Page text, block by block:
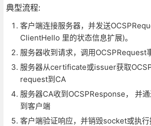
典型流程:
客户端连接服务器，并发送
ClientHello 里的状态信息扩展)。
服务器收到请求，调用OCSPRequest
服务器从certificate或issuer获取
request到CA
服务器CA收到OCSPResponse， 并
到客户端
客户端验证响应，并销毁socket或执行